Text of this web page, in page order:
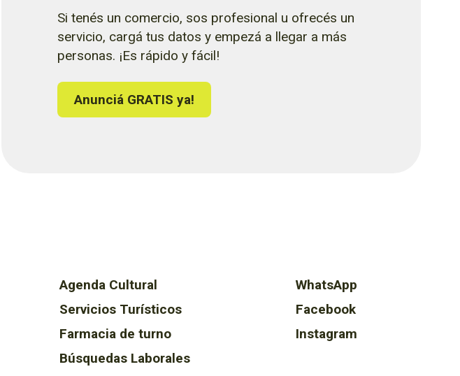
Si tenés un comercio, sos profesional u ofrecés un
servicio, cargá tus datos y empezá a llegar a más
personas. ¡Es rápido y fácil!
Anunciá GRATIS ya!
Agenda Cultural
Servicios Turísticos
Farmacia de turno
Búsquedas Laborales
WhatsApp
Facebook
Instagram